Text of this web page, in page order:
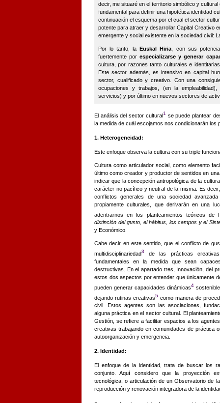
decir, me situaré en el territorio simbólico y
fundamental para definir una hipotética identidad
continuación el esquema por el cual el sector
potente para atraer y desarrollar Capital Creativo
emergente y social existente en la sociedad civil:
Por lo tanto, laEuskal Hiria , con sus
fuertemente porespecializarse y generar
cultura, por razones tanto culturales e
Este sector además, es intensivo en capital
sector, cualificado y creativo. Con una
ocupaciones y trabajos, (en la
servicios) y por último en nuevos sectores de
El análisis del sector cultural1 se puede plantear
la medida de cuál escojamos nos condicionarán
1. Heterogeneidad:
Este enfoque observa la cultura con su triple
Cultura como articulador social, como elemento
último como creador y productor de sentidos en
indicar que la concepción antropológica de la
carácter no pacífico y neutral de la misma. Es
conflictos generales de una sociedad
propiamente culturales, que derivarán en una
adentrarnos en los planteamientos teóricos de
distinción del gusto, el hábitus, los campos y el
y Económico.
Cabe decir en este sentido, que el conflicto de
multidisciplinariedad3
de las prácticas
fundamentales en la medida que sean
destructivas. En el apartado tres, Innovación, del
estos dos aspectos por entender que únicamente
pueden generar capacidades dinámicas4
dejando rutinas creativas5 como manera de
civil. Estos agentes son las asociaciones,
alguna práctica en el sector cultural. El
Gestión, se refiere a facilitar espacios a los
creativas trabajando en comunidades de práctica
autoorganización y emergencia.
2. Identidad:
El enfoque de la identidad, trata de buscar los
conjunto. Aquí considero que la proyección
tecnológica, o articulación de unObservatorio de
reproducción y renovación integradora de la